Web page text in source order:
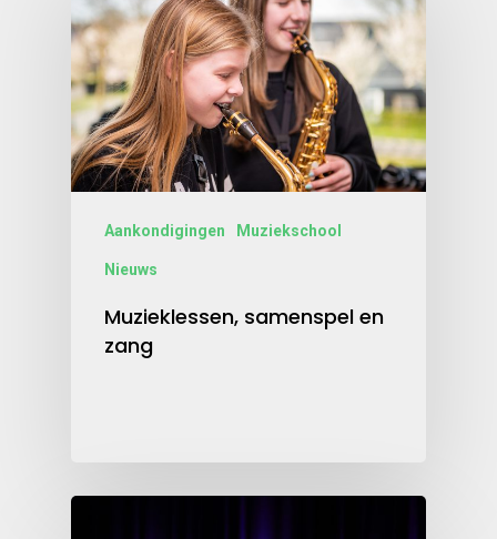
Aankondigingen Muziekschool
Nieuws
Muzieklessen, samenspel en
zang